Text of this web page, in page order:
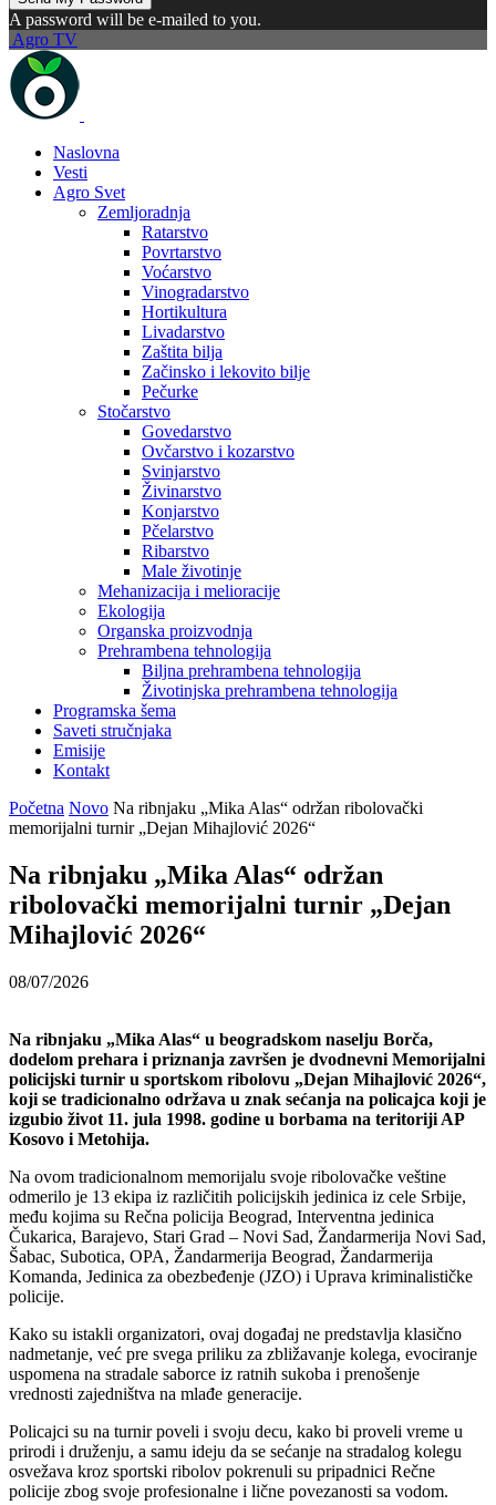
A password will be e-mailed to you.
Agro TV
Naslovna
Vesti
Agro Svet
Zemljoradnja
Ratarstvo
Povrtarstvo
Voćarstvo
Vinogradarstvo
Hortikultura
Livadarstvo
Zaštita bilja
Začinsko i lekovito bilje
Pečurke
Stočarstvo
Govedarstvo
Ovčarstvo i kozarstvo
Svinjarstvo
Živinarstvo
Konjarstvo
Pčelarstvo
Ribarstvo
Male životinje
Mehanizacija i melioracije
Ekologija
Organska proizvodnja
Prehrambena tehnologija
Biljna prehrambena tehnologija
Životinjska prehrambena tehnologija
Programska šema
Saveti stručnjaka
Emisije
Kontakt
Početna Novo Na ribnjaku „Mika Alas“ održan ribolovački
memorijalni turnir „Dejan Mihajlović 2026“
Na ribnjaku „Mika Alas“ održan
ribolovački memorijalni turnir „Dejan
Mihajlović 2026“
08/07/2026
Na ribnjaku „Mika Alas“ u beogradskom naselju Borča,
dodelom prehara i priznanja završen je dvodnevni Memorijalni
policijski turnir u sportskom ribolovu „Dejan Mihajlović 2026“,
koji se tradicionalno održava u znak sećanja na policajca koji je
izgubio život 11. jula 1998. godine u borbama na teritoriji AP
Kosovo i Metohija.
Na ovom tradicionalnom memorijalu svoje ribolovačke veštine
odmerilo je 13 ekipa iz različitih policijskih jedinica iz cele Srbije,
među kojima su Rečna policija Beograd, Interventna jedinica
Čukarica, Barajevo, Stari Grad – Novi Sad, Žandarmerija Novi Sad,
Šabac, Subotica, OPA, Žandarmerija Beograd, Žandarmerija
Komanda, Jedinica za obezbeđenje (JZO) i Uprava kriminalističke
policije.
Kako su istakli organizatori, ovaj događaj ne predstavlja klasično
nadmetanje, već pre svega priliku za zbližavanje kolega, evociranje
uspomena na stradale saborce iz ratnih sukoba i prenošenje
vrednosti zajedništva na mlađe generacije.
Policajci su na turnir poveli i svoju decu, kako bi proveli vreme u
prirodi i druženju, a samu ideju da se sećanje na stradalog kolegu
osvežava kroz sportski ribolov pokrenuli su pripadnici Rečne
policije zbog svoje profesionalne i lične povezanosti sa vodom.